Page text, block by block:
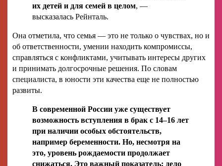
их детей и для семей в целом, —
высказалась Рейнталь.
Она отметила, что семья — это не только о чувствах, но и
об ответственности, умении находить компромиссы,
справляться с конфликтами, учитывать интересы других
и принимать долгосрочные решения. По словам
специалиста, в юности эти качества еще не полностью
развиты.
В современной России уже существует
возможность вступления в брак с 14–16 лет
при наличии особых обстоятельств,
например беременности. Но, несмотря на
это, уровень рождаемости продолжает
снижаться. Это важный показатель: дело